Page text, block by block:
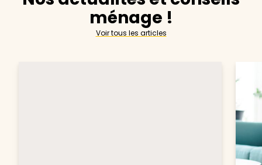
ménage !
Voir tous les articles